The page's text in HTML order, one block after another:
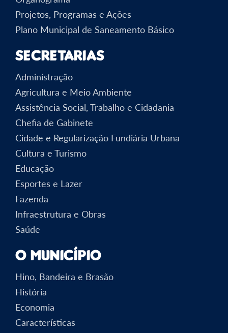
Projetos, Programas e Ações
Plano Municipal de Saneamento Básico
Secretarias
Administração
Agricultura e Meio Ambiente
Assistência Social, Trabalho e Cidadania
Chefia de Gabinete
Cidade e Regularização Fundiária Urbana
Cultura e Turismo
Educação
Esportes e Lazer
Fazenda
Infraestrutura e Obras
Saúde
O Município
Hino, Bandeira e Brasão
História
Economia
Características